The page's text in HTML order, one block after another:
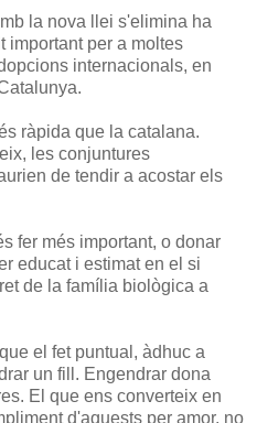
la nova llei s'elimina ha
important per a moltes
internacionals, en
ràpida que la catalana.
les conjuntures
de tendir a acostar els
fer més important, o donar
educat i estimat en el si
de la família biològica a
el fet puntual, àdhuc a
un fill. Engendrar dona
El que ens converteix en
d'aquests per amor, no